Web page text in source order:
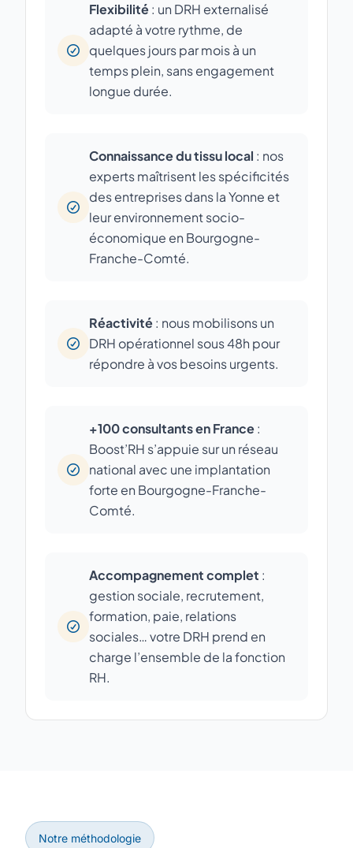
Flexibilité: un DRH externalisé
adapté à votre rythme, de
quelques jours par mois à un
temps plein, sans engagement
longue durée.
Connaissance du tissu local : nos
experts maîtrisent les spécificités
des entreprises dans la Yonne et
leur environnement socio-
économique en Bourgogne-
Franche-Comté.
Réactivité: nous mobilisons un
DRH opérationnel sous 48h pour
répondre à vos besoins urgents.
+100 consultants en France:
Boost’RH s’appuie sur un réseau
national avec une implantation
forte en Bourgogne-Franche-
Comté.
Accompagnement complet :
gestion sociale, recrutement,
formation, paie, relations
sociales… votre DRH prend en
charge l’ensemble de la fonction
RH.
Notre méthodologie